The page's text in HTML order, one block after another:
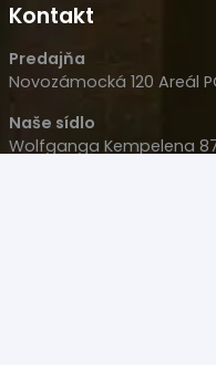
Kontakt
Predajňa
Novozámocká 120 Areál
Naše sídlo
Wolfganga Kempelena